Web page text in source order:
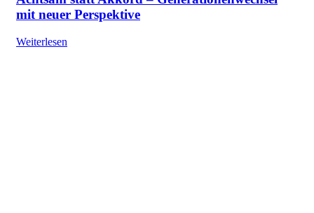
mit neuer Perspektive
Weiterlesen